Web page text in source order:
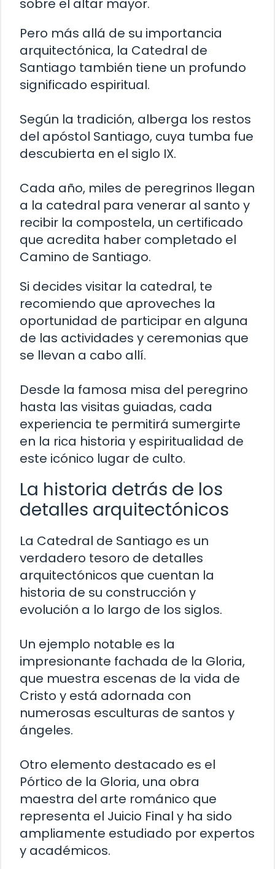
sobre el altar mayor.
Pero más allá de su importancia
arquitectónica, la Catedral de
Santiago también tiene un profundo
significado espiritual.
Según la tradición, alberga los restos
del apóstol Santiago, cuya tumba fue
descubierta en el siglo IX.
Cada año, miles de peregrinos llegan
a la catedral para venerar al santo y
recibir la compostela, un certificado
que acredita haber completado el
Camino de Santiago.
Si decides visitar la catedral, te
recomiendo que aproveches la
oportunidad de participar en alguna
de las actividades y ceremonias que
se llevan a cabo allí.
Desde la famosa misa del peregrino
hasta las visitas guiadas, cada
experiencia te permitirá sumergirte
en la rica historia y espiritualidad de
este icónico lugar de culto.
La historia detrás de los
detalles arquitectónicos
La Catedral de Santiago es un
verdadero tesoro de detalles
arquitectónicos que cuentan la
historia de su construcción y
evolución a lo largo de los siglos.
Un ejemplo notable es la
impresionante fachada de la Gloria,
que muestra escenas de la vida de
Cristo y está adornada con
numerosas esculturas de santos y
ángeles.
Otro elemento destacado es el
Pórtico de la Gloria, una obra
maestra del arte románico que
representa el Juicio Final y ha sido
ampliamente estudiado por expertos
y académicos.